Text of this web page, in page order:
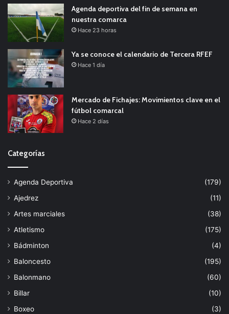
Agenda deportiva del fin de semana en
nuestra comarca
Hace 23 horas
Ya se conoce el calendario de Tercera RFEF
Hace 1 día
Mercado de Fichajes: Movimientos clave en el
fútbol comarcal
Hace 2 días
Categorías
Agenda Deportiva
(179)
Ajedrez
(11)
Artes marciales
(38)
Atletismo
(175)
Bádminton
(4)
Baloncesto
(195)
Balonmano
(60)
Billar
(10)
Boxeo
(3)